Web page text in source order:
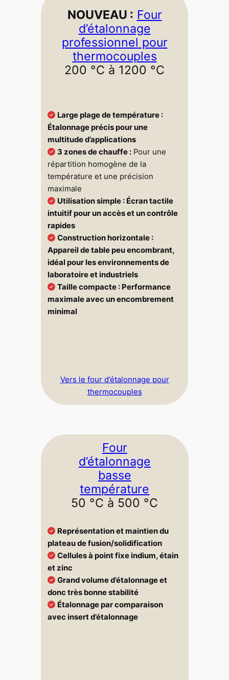
NOUVEAU : Four
d’étalonnage
professionnel pour
thermocouples
200 °C à 1200 °C
Large plage de température :
Étalonnage précis pour une
multitude d’applications
3 zones de chauffe :Pour une
répartition homogène de la
température et une précision
maximale
Utilisation simple :Écran tactile
intuitif pour un accès et un contrôle
rapides
Construction horizontale :
Appareil de table peu encombrant,
idéal pour les environnements de
laboratoire et industriels
Taille compacte :Performance
maximale avec un encombrement
minimal
Vers le four d’étalonnage pour
thermocouples
Four
d’étalonnage
basse
température
50 °C à 500 °C
Représentation et maintien du
plateau de fusion/solidification
Cellules à point fixe indium, étain
et zinc
Grand volume d’étalonnage et
donc très bonne stabilité
Étalonnage par comparaison
avec insert d’étalonnage